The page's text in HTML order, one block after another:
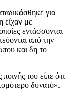
για
είχαν με
εντάσσονται
από την
και δη το
του είπε ότι
δυνατό».